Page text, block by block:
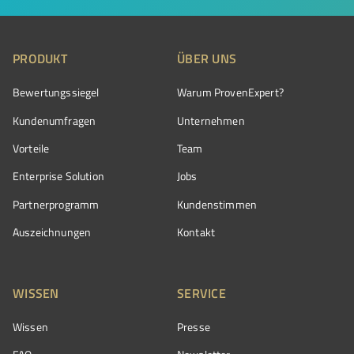
PRODUKT
Bewertungssiegel
Kundenumfragen
Vorteile
Enterprise Solution
Partnerprogramm
Auszeichnungen
ÜBER UNS
Warum ProvenExpert?
Unternehmen
Team
Jobs
Kundenstimmen
Kontakt
WISSEN
Wissen
SERVICE
Presse